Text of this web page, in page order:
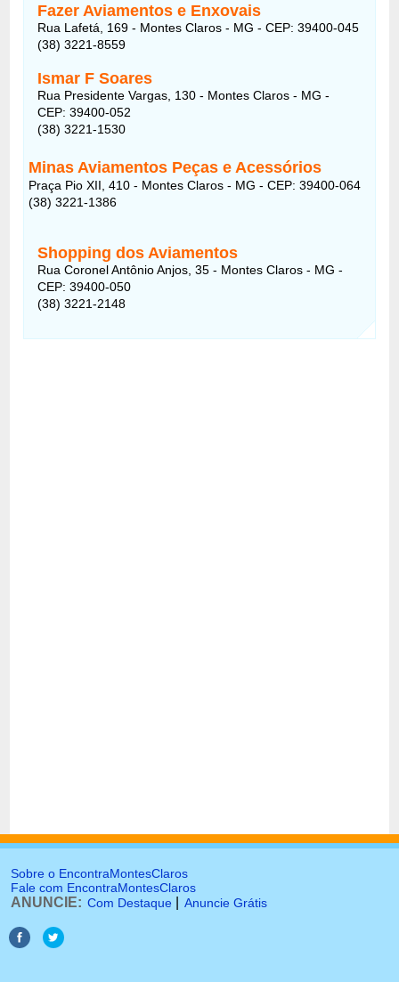
Fazer Aviamentos e Enxovais
Rua Lafetá, 169 - Montes Claros - MG - CEP: 39400-045
(38) 3221-8559
Ismar F Soares
Rua Presidente Vargas, 130 - Montes Claros - MG -
CEP: 39400-052
(38) 3221-1530
Minas Aviamentos Peças e Acessórios
Praça Pio XII, 410 - Montes Claros - MG - CEP: 39400-064
(38) 3221-1386
Shopping dos Aviamentos
Rua Coronel Antônio Anjos, 35 - Montes Claros - MG -
CEP: 39400-050
(38) 3221-2148
Sobre o EncontraMontesClaros
Fale com EncontraMontesClaros
ANUNCIE: Com Destaque Anuncie Grátis